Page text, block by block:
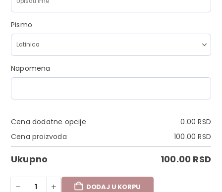
Pismo
Napomena
Cena dodatne opcije 0.00RSD
Cena proizvoda
100.00RSD
Ukupno 100.00 RSD
DODAJ U KORPU